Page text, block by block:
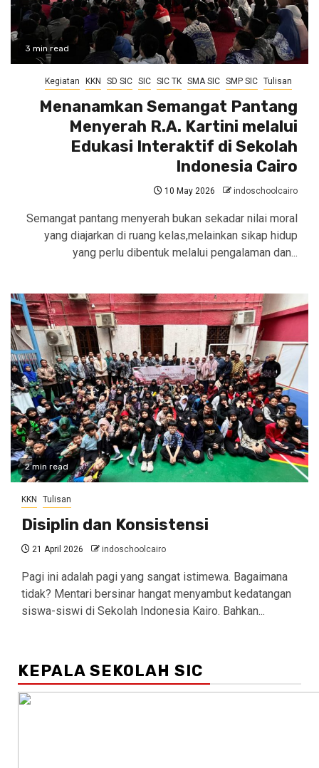
3 min read
Kegiatan KKN SD SIC SIC SIC TK SMA SIC SMP SIC Tulisan
Menanamkan Semangat Pantang
Menyerah R.A. Kartini melalui
Edukasi Interaktif di Sekolah
Indonesia Cairo
10 May 2026 indoschoolcairo
Semangat pantang menyerah bukan sekadar nilai moral
yang diajarkan di ruang kelas,melainkan sikap hidup
yang perlu dibentuk melalui pengalaman dan...
2 min read
KKN Tulisan
Disiplin dan Konsistensi
21 April 2026 indoschoolcairo
Pagi ini adalah pagi yang sangat istimewa. Bagaimana
tidak? Mentari bersinar hangat menyambut kedatangan
siswa-siswi di Sekolah Indonesia Kairo. Bahkan...
KEPALA SEKOLAH SIC